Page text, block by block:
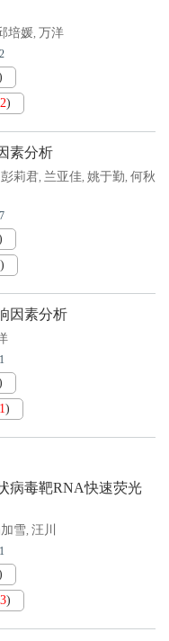
培媛, 万洋
)
素分析
彭莉君, 兰亚佳, 姚于勤, 何秋
)
因素分析
)
病毒靶RNA快速荧光
雪, 汪川
3)